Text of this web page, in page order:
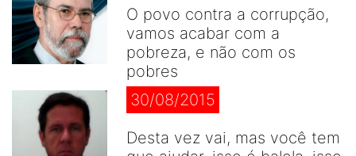
O povo contra a corrupção,
vamos acabar com a
pobreza, e não com os
pobres
30/08/2015
Desta vez vai, mas você tem